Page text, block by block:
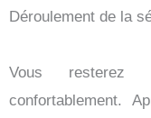
Déroulement de la
Vous resterez
confortablement.